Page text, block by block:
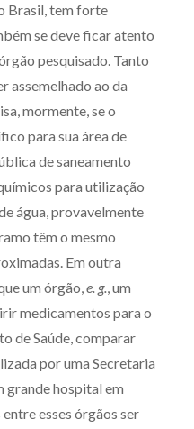
Brasil, tem forte
se deve ficar atento
pesquisado. Tanto
assemelhado ao da
mormente, se o
para sua área de
de saneamento
para utilização
água, provavelmente
têm o mesmo
Em outra
um órgão,e. g., um
medicamentos para o
de Saúde, comparar
por uma Secretaria
grande hospital em
esses órgãos ser